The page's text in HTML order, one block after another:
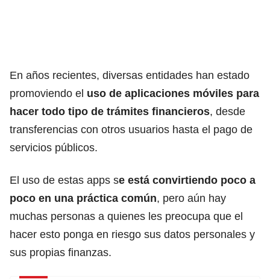
En años recientes, diversas entidades han estado
promoviendo el uso de aplicaciones móviles para
hacer todo tipo de trámites financieros, desde
transferencias con otros usuarios hasta el pago de
servicios públicos.
El uso de estas apps se está convirtiendo poco a
poco en una práctica común, pero aún hay
muchas personas a quienes les preocupa que el
hacer esto ponga en riesgo sus datos personales y
sus propias finanzas.